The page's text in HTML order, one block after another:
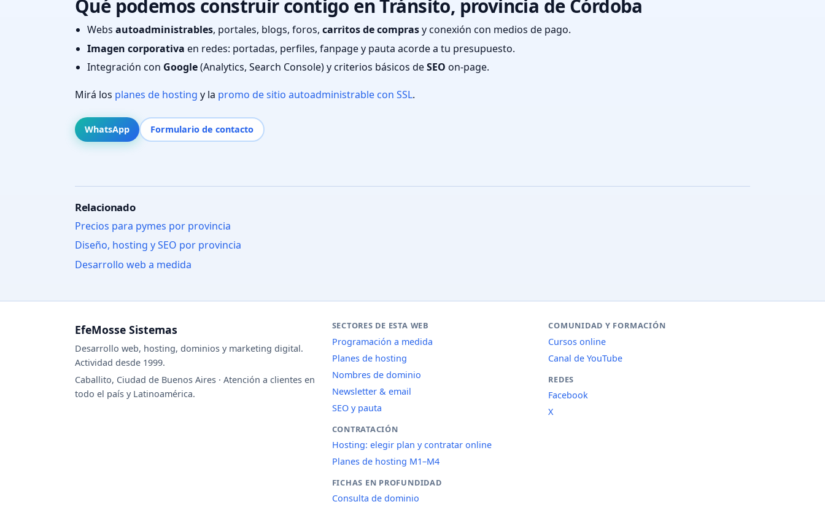
Qué podemos construir contigo en Tránsito, provincia de Córdoba
Webs autoadministrables, portales, blogs, foros, carritos de comprasy conexión con medios de pago.
Imagen corporativa en redes: portadas, perfiles, fanpage y pauta acorde a tu presupuesto.
Integración con Google(Analytics, Search Console) y criterios básicos deSEO on-page.
Mirá los planes de hosting y la promo de sitio autoadministrable con SSL.
WhatsApp Formulario de contacto
Relacionado
Precios para pymes por provincia
Diseño, hosting y SEO por provincia
Desarrollo web a medida
EfeMosse Sistemas
Desarrollo web, hosting, dominios y marketing digital.
Actividad desde 1999.
Caballito, Ciudad de Buenos Aires · Atención a clientes en
todo el país y Latinoamérica.
SECTORES DE ESTA WEB
Programación a medida
Planes de hosting
Nombres de dominio
Newsletter & email
SEO y pauta
CONTRATACIÓN
Hosting: elegir plan y contratar online
Planes de hosting M1–M4
FICHAS EN PROFUNDIDAD
Consulta de dominio
COMUNIDAD Y FORMACIÓN
Cursos online
Canal de YouTube
REDES
Facebook
X